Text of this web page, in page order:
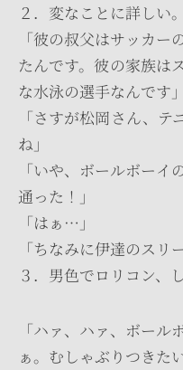
２．変なことに詳しい。
「彼の叔父はサッカ
たんです。彼の家族は
な水泳の選手なんです」
「さすが松岡さん、
ね」
「いや、ボールボー
通った！」
「はぁ…」
「ちなみに伊達のスリ
３．男色でロリコン、
「ハァ、ハァ、ボー
ぁ。むしゃぶりつきた